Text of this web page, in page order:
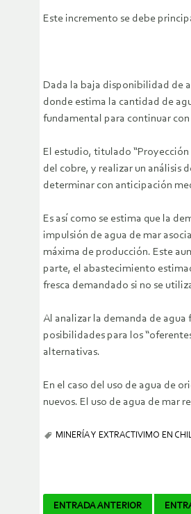
Este incremento se debe
Dada la baja disponibilidad de
donde estima la cantidad de
fundamental para continuar
El estudio, titulado “Proyección
del cobre, y realizar un análisis
determinar con anticipación
Es así como se estima que la
impulsión de agua de mar
máxima de producción. Este
parte, el abastecimiento
fresca demandado si no se
Al analizar la demanda de agua
posibilidades para los
alternativas.
En el caso del uso de agua de
nuevos. El uso de agua de mar
MINERÍA Y EXTRACTIVIMO EN
ENTRADA ANTERIOR